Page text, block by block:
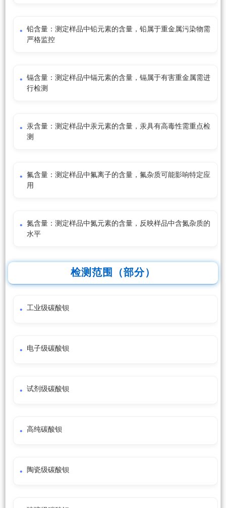
铅含量：测定样品中铅元素的含量，铅属于重金属污染物需
严格监控
镉含量：测定样品中镉元素的含量，镉属于有害重金属需进
行检测
汞含量：测定样品中汞元素的含量，汞具有高毒性需重点检
测
氟含量：测定样品中氟离子的含量，氟杂质可能影响特定应
用
氮含量：测定样品中氮元素的含量，反映样品中含氮杂质的
水平
检测范围（部分）
工业级碳酸钡
电子级碳酸钡
试剂级碳酸钡
高纯碳酸钡
陶瓷级碳酸钡